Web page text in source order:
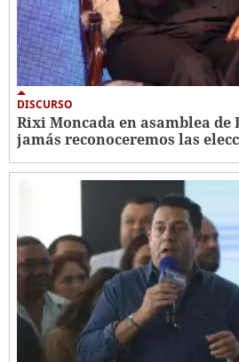
DISCURSO
Rixi Moncada en asamblea de
jamás reconoceremos las